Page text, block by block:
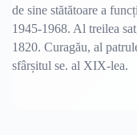
de sine stătătoare a
1945-1968. Al treilea
1820. Curagău, al
sfârșitul se. al XIX-lea.